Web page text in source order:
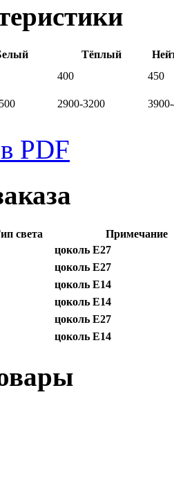
Тёплый
400
450
2900-3200
PDF
света
Примечание
цоколь E27
цоколь E27
цоколь E14
цоколь E14
цоколь E27
цоколь E14